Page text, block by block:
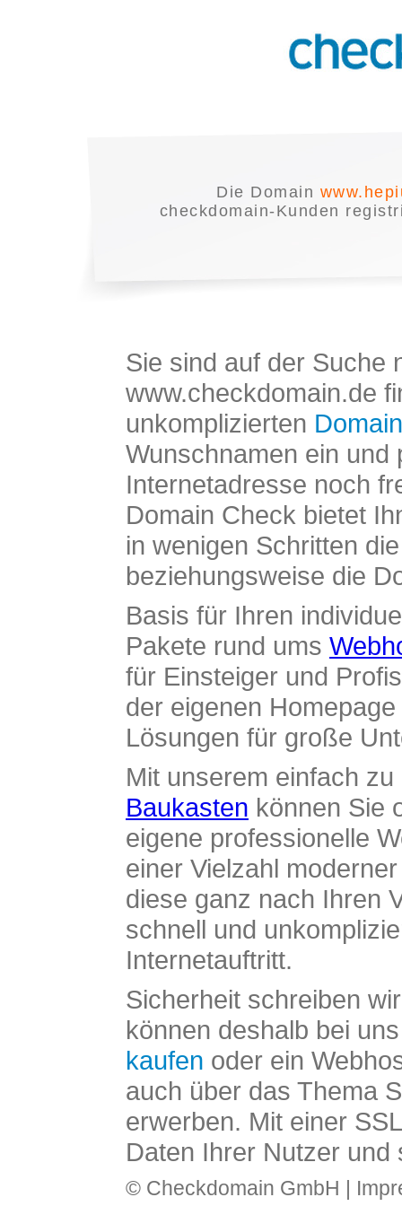
Die Domain
checkdomain-Kunden
Sie sind auf der Suche
www.checkdomain.de
unkomplizierten
Wunschnamen ein und
Internetadresse noch
Domain Check bietet
in wenigen Schritten
beziehungsweise die
Basis für Ihren
Pakete rund ums
für Einsteiger und
der eigenen
Lösungen für große
Mit unserem einfach
Baukasten können Sie
eigene professionelle
einer Vielzahl
diese ganz nach Ihren
schnell und
Internetauftritt.
Sicherheit schreiben
können deshalb bei
kaufen oder ein
auch über das Thema
erwerben. Mit einer
Daten Ihrer Nutzer und
© Checkdomain GmbH |